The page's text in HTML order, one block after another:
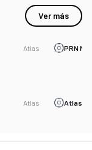
Ver más
Atlas PRN
Atlas Atlas